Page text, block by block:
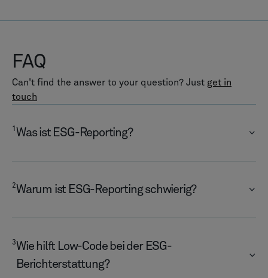
FAQ
Can't find the answer to your question? Just get in
touch
1 Was ist ESG-Reporting?
2Warum ist ESG-Reporting schwierig?
3Wie hilft Low-Code bei der ESG-
Berichterstattung?